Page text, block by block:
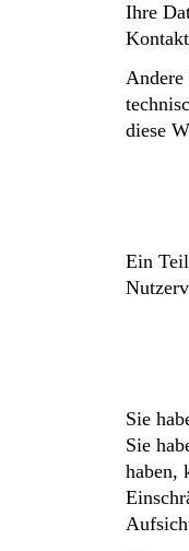
Ihre
Andere
diese
Ein
Sie
Sie
haben,